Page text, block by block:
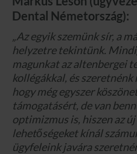
Dental Németország):
„Az egyik szemünk sír, a
helyzetre tekintünk.
magunkat az altenbergei
kollégákkal, és
hogy még egyszer
támogatásért, de van
optimizmus is, hiszen az
lehetőségeket kínál
ügyfeleink javára